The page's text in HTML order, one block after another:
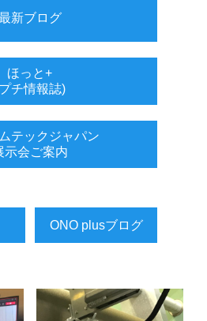
新ブログ
ほっと+
チ情報誌)
テックジャパン
示会ご案内
ONO plusブログ